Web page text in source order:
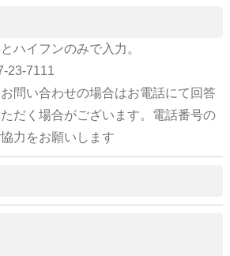
ハイフンのみで入力。
23-7111
問い合わせの場合はお電話にて回答
だく場合がございます。電話番号の
力をお願いします